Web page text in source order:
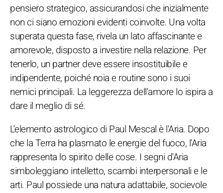
pensiero strategico, assicurandosi che inizialmente
non ci siano emozioni evidenti coinvolte. Una volta
superata questa fase, rivela un lato affascinante e
amorevole, disposto a investire nella relazione. Per
tenerlo, un partner deve essere insostituibile e
indipendente, poiché noia e routine sono i suoi
nemici principali. La leggerezza dell'amore lo ispira a
dare il meglio di sé.
L'elemento astrologico di Paul Mescal è l'Aria. Dopo
che la Terra ha plasmato le energie del fuoco, l'Aria
rappresenta lo spirito delle cose. I segni d'Aria
simboleggiano intelletto, scambi interpersonali e le
arti. Paul possiede una natura adattabile, socievole